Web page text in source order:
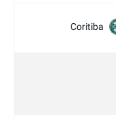
Coritiba